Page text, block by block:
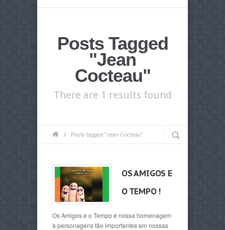
Posts Tagged
"Jean
Cocteau"
There are 1 results found
Posts tagged "Jean Cocteau"
OS AMIGOS E
O TEMPO !
Os Amigos e o Tempo é nossa homenagem
à personagens tão importantes em nossas